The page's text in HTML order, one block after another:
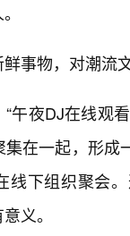
事物，对潮流
午夜DJ在线观
在一起，形
线下组织聚会
义。